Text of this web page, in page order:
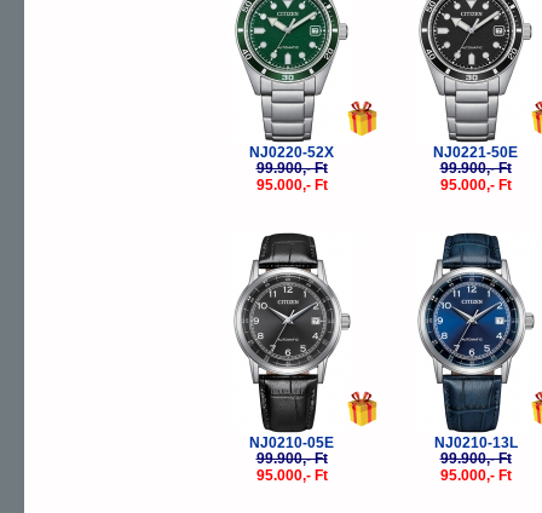
NJ0220-52X
99.900,- Ft
95.000,- Ft
NJ0221-50E
99.900,- Ft
95.000,- Ft
NJ0210-05E
99.900,- Ft
95.000,- Ft
NJ0210-13L
99.900,- Ft
95.000,- Ft